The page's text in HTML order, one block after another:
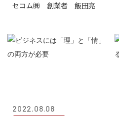
セコム㈱ 創業者 飯田亮
2022.08.08